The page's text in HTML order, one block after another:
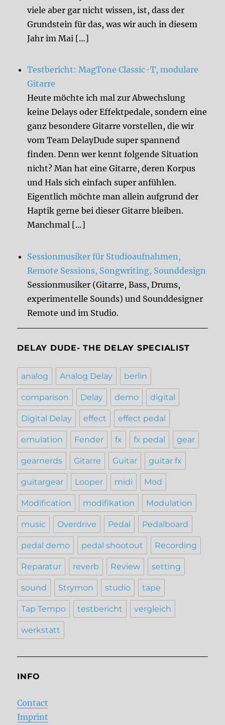
viele aber gar nicht wissen, ist, dass der
Grundstein für das, was wir auch in diesem
Jahr im Mai […]
Testbericht: MagTone Classic-T, modulare
Gitarre
Heute möchte ich mal zur Abwechslung
keine Delays oder Effektpedale, sondern eine
ganz besondere Gitarre vorstellen, die wir
vom Team DelayDude super spannend
finden. Denn wer kennt folgende Situation
nicht? Man hat eine Gitarre, deren Korpus
und Hals sich einfach super anfühlen.
Eigentlich möchte man allein aufgrund der
Haptik gerne bei dieser Gitarre bleiben.
Manchmal […]
Sessionmusiker für Studioaufnahmen,
Remote Sessions, Songwriting, Sounddesign
Sessionmusiker (Gitarre, Bass, Drums,
experimentelle Sounds) und Sounddesigner
Remote und im Studio.
DELAY DUDE- THE DELAY SPECIALIST
analog Analog Delay berlin
comparison Delay demo digital
Digital Delay effect effect pedal
emulation Fender fx fx pedal gear
gearnerds Gitarre Guitar guitar fx
guitargear Looper midi Mod
Modification modifikation Modulation
music Overdrive Pedal Pedalboard
pedal demo pedal shootout Recording
Reparatur reverb Review setting
sound Strymon studio tape
Tap Tempo testbericht vergleich
werkstatt
INFO
Contact
Imprint